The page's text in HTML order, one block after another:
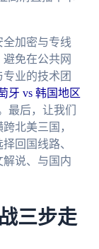
加密与专线
免在公共网
业的技术团
牙 vs 韩国地区
最后，让我们
北美三国，
回国线路、
说、与国内
三步走